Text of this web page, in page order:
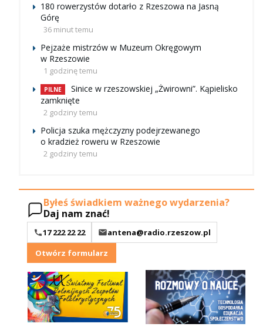
180 rowerzystów dotarło z Rzeszowa na Jasną
Górę
36 minut temu
Pejzaże mistrzów w Muzeum Okręgowym
w Rzeszowie
1 godzinę temu
PILNE
Sinice w rzeszowskiej „Żwirowni”. Kąpielisko
zamknięte
2 godziny temu
Policja szuka mężczyzny podejrzewanego
o kradzież roweru w Rzeszowie
2 godziny temu
Byłeś świadkiem ważnego wydarzenia?
Daj nam znać!
17 222 22 22
antena@radio.rzeszow.pl
Otwórz formularz